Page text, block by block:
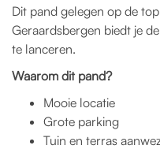
Dit pand gelegen op de
Geraardsbergen biedt je
te lanceren.
Waarom dit pand?
Mooie locatie
Grote parking
Tuin en terras